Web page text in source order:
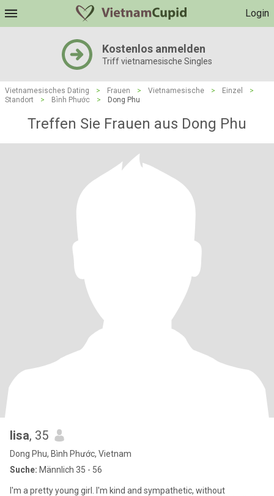
Login
Kostenlos anmelden
Triff vietnamesische Singles
Vietnamesisches Dating > Frauen > Vietnamesische > Einzel
>
Standort
> Bình Phước > Dong Phu
Treffen Sie Frauen aus Dong Phu
lisa, 35
Dong Phu, Bình Phước, Vietnam
Suche: Männlich 35 - 56
I'm a pretty young girl. I'm kind and sympathetic, without